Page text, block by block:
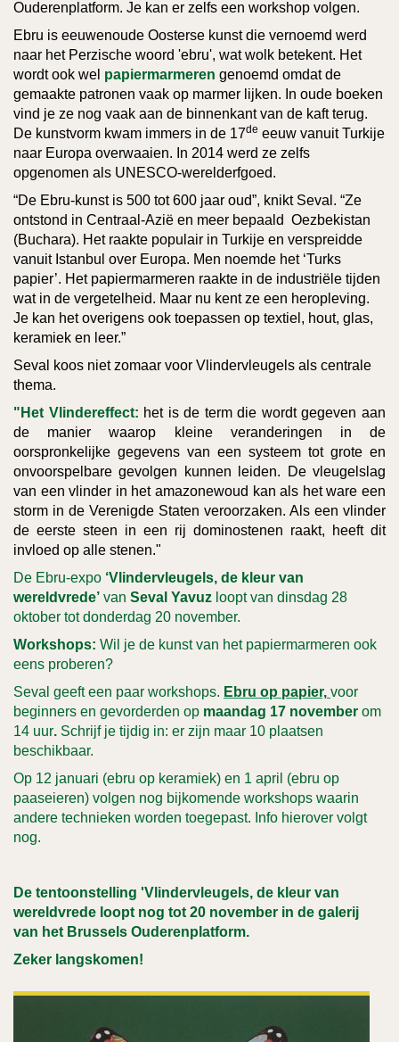
Ouderenplatform. Je kan er zelfs een workshop volgen.
Ebru is eeuwenoude Oosterse kunst die vernoemd werd
naar het Perzische woord 'ebru', wat wolk betekent. Het
wordt ook wel papiermarmeren genoemd omdat de
gemaakte patronen vaak op marmer lijken. In oude boeken
vind je ze nog vaak aan de binnenkant van de kaft terug.
De kunstvorm kwam immers in de 17de eeuw vanuit Turkije
naar Europa overwaaien. In 2014 werd ze zelfs
opgenomen als UNESCO-werelderfgoed.
“De Ebru-kunst is 500 tot 600 jaar oud”, knikt Seval. “Ze
ontstond in Centraal-Azië en meer bepaald Oezbekistan
(Buchara). Het raakte populair in Turkije en verspreidde
vanuit Istanbul over Europa. Men noemde het ‘Turks
papier’. Het papiermarmeren raakte in de industriële tijden
wat in de vergetelheid. Maar nu kent ze een heropleving.
Je kan het overigens ook toepassen op textiel, hout, glas,
keramiek en leer.”
Seval koos niet zomaar voor Vlindervleugels als centrale
thema.
"Het Vlindereffect: het is de term die wordt gegeven aan
de manier waarop kleine veranderingen in de
oorspronkelijke gegevens van een systeem tot grote en
onvoorspelbare gevolgen kunnen leiden. De vleugelslag
van een vlinder in het amazonewoud kan als het ware een
storm in de Verenigde Staten veroorzaken. Als een vlinder
de eerste steen in een rij dominostenen raakt, heeft dit
invloed op alle stenen."
De Ebru-expo ‘Vlindervleugels, de kleur van
wereldvrede’ van Seval Yavuz loopt van dinsdag 28
oktober tot donderdag 20 november.
Workshops: Wil je de kunst van het papiermarmeren ook
eens proberen?
Seval geeft een paar workshops. Ebru op papier, voor
beginners en gevorderden op maandag 17 november om
14 uur. Schrijf je tijdig in: er zijn maar 10 plaatsen
beschikbaar.
Op 12 januari (ebru op keramiek) en 1 april (ebru op
paaseieren) volgen nog bijkomende workshops waarin
andere technieken worden toegepast. Info hierover volgt
nog.
De tentoonstelling 'Vlindervleugels, de kleur van
wereldvrede loopt nog tot 20 november in de galerij
van het Brussels Ouderenplatform.
Zeker langskomen!